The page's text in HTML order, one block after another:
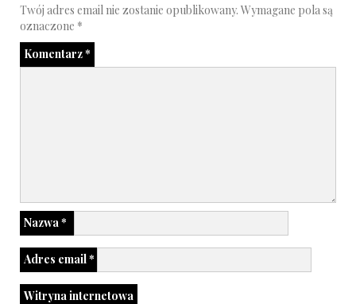
Twój adres email nie zostanie opublikowany. Wymagane pola są
oznaczone *
Komentarz*
Nazwa*
Adres email*
Witryna internetowa